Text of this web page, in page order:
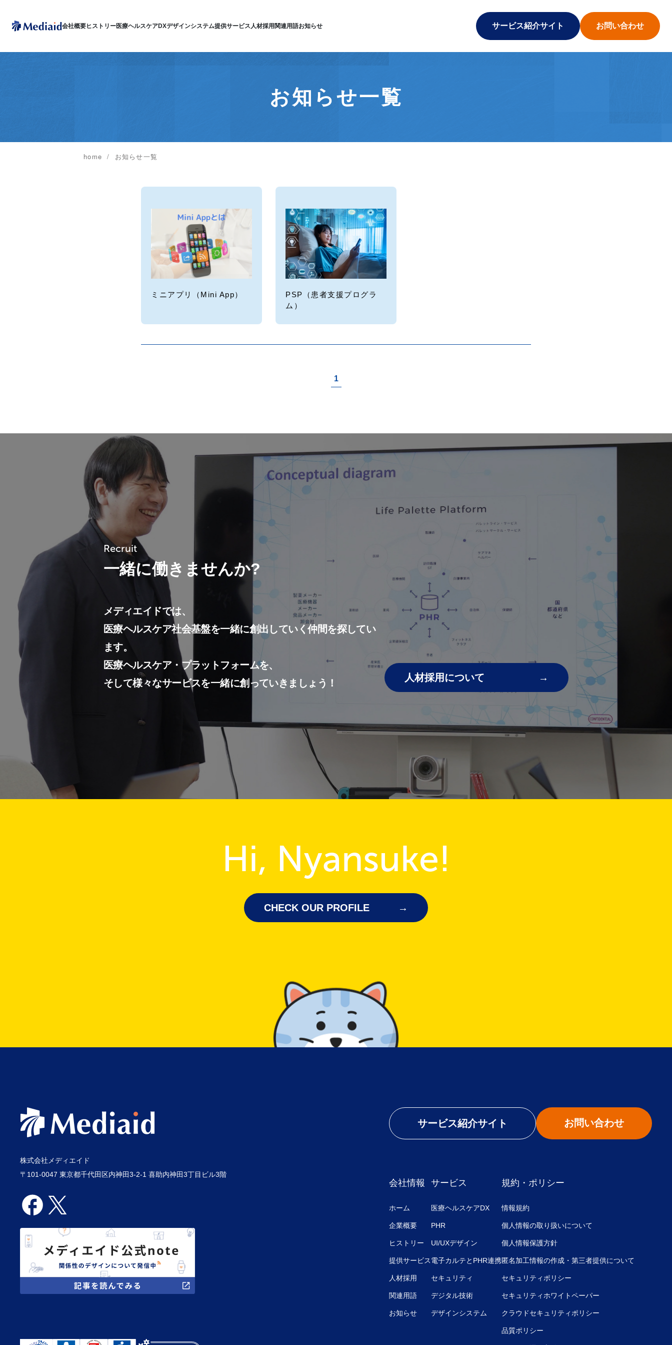
会社概要ヒストリー医療ヘルスケアDXデザインシステム提供サービス 人材採用関連用語お知らせ サービス紹介サイト お問い合わせ
お知らせ一覧
home お知らせ一覧
ミニアプリ（Mini App）
PSP（患者支援プログラ
ム）
1
Recruit
一緒に働きませんか?
メディエイドでは、
医療ヘルスケア社会基盤を一緒に創出していく仲間を探してい
ます。
医療ヘルスケア・プラットフォームを、
そして様々なサービスを一緒に創っていきましょう！
人材採用について
Hi, Nyansuke!
CHECK OUR PROFILE
株式会社メディエイド
〒101-0047 東京都千代田区内神田3-2-1 喜助内神田3丁目ビル3階
サービス紹介サイト お問い合わせ
会社情報
ホーム
企業概要
ヒストリー
提供サービス
人材採用
関連用語
お知らせ
サービス
医療ヘルスケアDX
PHR
UI/UXデザイン
電子カルテとPHR連携
セキュリティ
デジタル技術
デザインシステム
規約・ポリシー
情報規約
個人情報の取り扱いについて
個人情報保護方針
匿名加工情報の作成・第三者提供について
セキュリティポリシー
セキュリティホワイトペーパー
クラウドセキュリティポリシー
品質ポリシー